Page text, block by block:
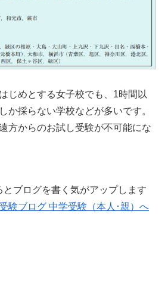
じめとする女子校でも、1時間以
か採らない学校などが多いです。
方からのお試し受験が不可能にな
とブログを書く気がアップします